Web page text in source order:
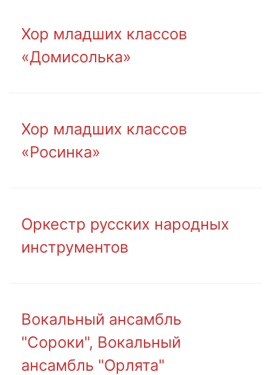
Хор младших классов
«Домисолька»
Хор младших классов
«Росинка»
Оркестр русских народных
инструментов
Вокальный ансамбль
"Сороки", Вокальный
ансамбль "Орлята"